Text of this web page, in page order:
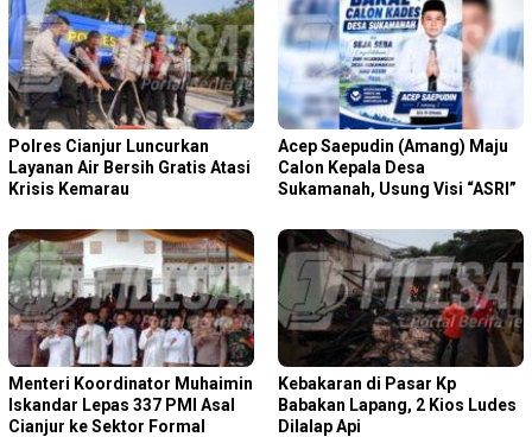
Polres Cianjur Luncurkan
Layanan Air Bersih Gratis Atasi
Krisis Kemarau
Acep Saepudin (Amang) Maju
Calon Kepala Desa
Sukamanah, Usung Visi “ASRI”
Menteri Koordinator Muhaimin
Iskandar Lepas 337 PMI Asal
Cianjur ke Sektor Formal
Kebakaran di Pasar Kp
Babakan Lapang, 2 Kios Ludes
Dilalap Api